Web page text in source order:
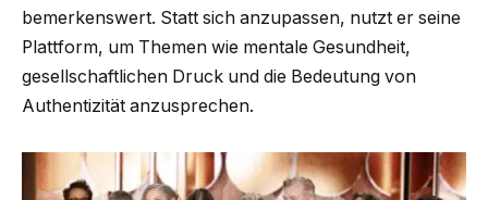
bemerkenswert. Statt sich anzupassen, nutzt er seine
Plattform, um Themen wie mentale Gesundheit,
gesellschaftlichen Druck und die Bedeutung von
Authentizität anzusprechen.